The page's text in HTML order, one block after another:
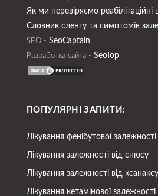
Як ми перевіряємо реабілітаційні
Словник сленгу та симптомів
SEO - SeoСaptain
Разработка сайта - SeoTop
ПОПУЛЯРНІ ЗАПИТИ:
Лікування фенібутової залежності
Лікування залежності від снюсу
Лікування залежності від
Лікування кетамінової залежності